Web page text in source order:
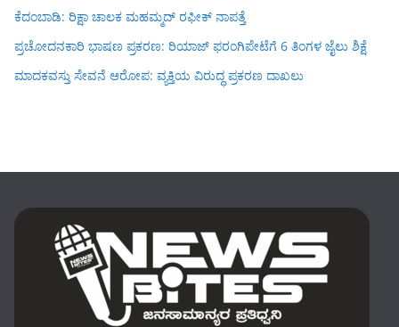
ಕೆದಂಬಾಡಿ: ರಿಕ್ಷಾ ಚಾಲಕ ಮಹಮ್ಮದ್ ರಫೀಕ್ ನಾಪತ್ತೆ
ಪ್ರಚೋದನಕಾರಿ ಭಾಷಣ ಪ್ರಕರಣ: ರಿಯಾಜ್ ಫರಂಗಿಪೇಟೆಗೆ 6 ತಿಂಗಳ ಜೈಲು ಶಿಕ್ಷೆ
ಮಾದಕವಸ್ತು ಸೇವನೆ ಆರೋಪ: ವ್ಯಕ್ತಿಯ ವಿರುದ್ಧ ಪ್ರಕರಣ ದಾಖಲು